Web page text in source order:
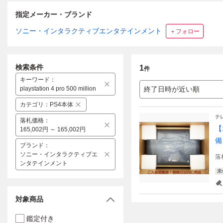
指定メーカー・ブランド
ソニー・インタラクティブエンタテインメント ＋フォロー
1件
終了日時が近い順
テ
落
未
検索条件
キーワード ：
playstation 4 pro 500 million
カテゴリ ： PS4本体
落札価格 ：
165,002円 ～ 165,002円
ブランド ：
ソニー・インタラクティブエ
ンタテインメント
対象商品
鑑定付き